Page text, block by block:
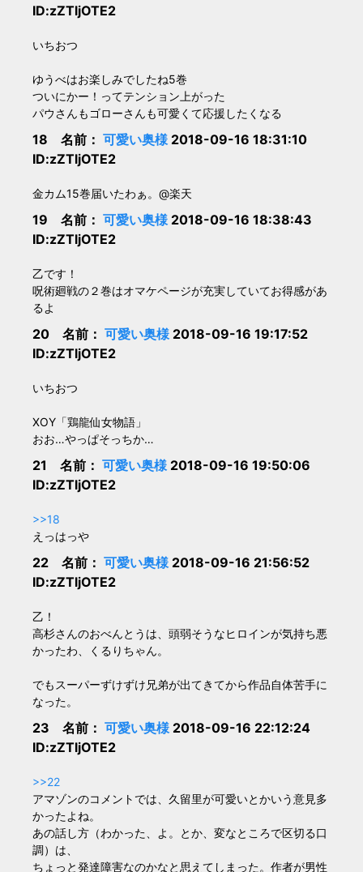
ID:zZTljOTE2
いちおつ
ゆうべはお楽しみでしたね5巻
ついにかー！ってテンション上がった
パウさんもゴローさんも可愛くて応援したくなる
18 名前： 可愛い奥様2018-09-16 18:31:10
ID:zZTljOTE2
金カム15巻届いたわぁ。@楽天
19 名前： 可愛い奥様2018-09-16 18:38:43
ID:zZTljOTE2
乙です！
呪術廻戦の２巻はオマケページが充実していてお得感があ
るよ
20 名前： 可愛い奥様2018-09-16 19:17:52
ID:zZTljOTE2
いちおつ
XOY「鶏龍仙女物語」
おお…やっぱそっちか…
21 名前： 可愛い奥様2018-09-16 19:50:06
ID:zZTljOTE2
>>18
えっはっや
22 名前： 可愛い奥様2018-09-16 21:56:52
ID:zZTljOTE2
乙！
高杉さんのおべんとうは、頭弱そうなヒロインが気持ち悪
かったわ、くるりちゃん。
でもスーパーずけずけ兄弟が出てきてから作品自体苦手に
なった。
23 名前： 可愛い奥様2018-09-16 22:12:24
ID:zZTljOTE2
>>22
アマゾンのコメントでは、久留里が可愛いとかいう意見多
かったよね。
あの話し方（わかった、よ。とか、変なところで区切る口
調）は、
ちょっと発達障害なのかなと思えてしまった。作者が男性